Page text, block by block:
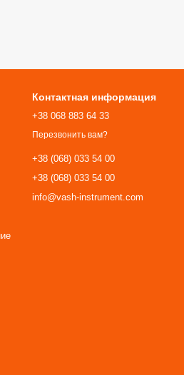
Контактная информация
+38 068 883 64 33
Перезвонить вам?
+38 (068) 033 54 00
+38 (068) 033 54 00
info@vash-instrument.com